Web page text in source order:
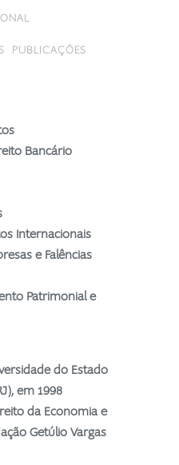
PUBLICAÇÕES
Bancário
Internacionais
e Falências
Patrimonial e
do Estado
em 1998
da Economia e
Getúlio Vargas